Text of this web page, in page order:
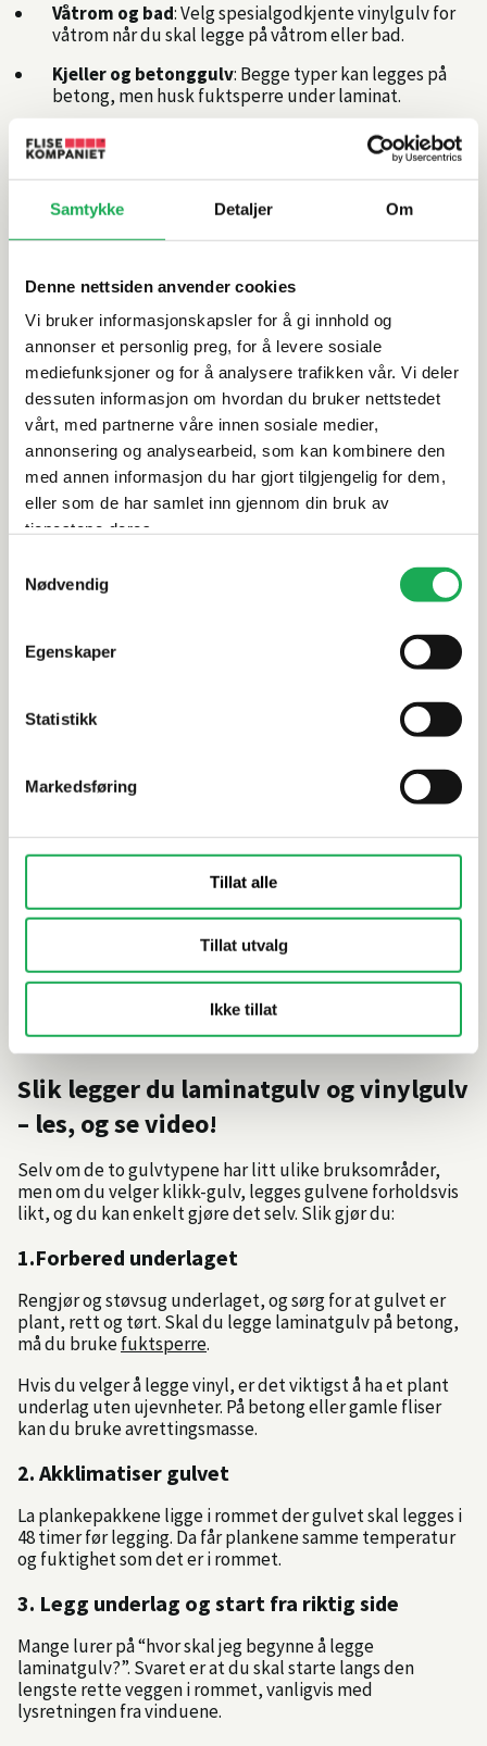
Samtykke Detaljer Om
Denne nettsiden anvender cookies
Vi bruker informasjonskapsler for å gi innhold og
annonser et personlig preg, for å levere sosiale
mediefunksjoner og for å analysere trafikken vår. Vi deler
dessuten informasjon om hvordan du bruker nettstedet
vårt, med partnerne våre innen sosiale medier,
annonsering og analysearbeid, som kan kombinere den
med annen informasjon du har gjort tilgjengelig for dem,
eller som de har samlet inn gjennom din bruk av
tjenestene deres.
Nødvendig
Egenskaper
Statistikk
Markedsføring
Tillat alle
Tillat utvalg
Ikke tillat
Våtrom og bad: Velg spesialgodkjente vinylgulv for
våtrom når du skal legge på våtrom eller bad.
Kjeller og betonggulv: Begge typer kan legges på
betong, men husk fuktsperre under laminat.
Hva trenger du for å legge gulv selv?
De tre viktigste tingene er først og fremst et jevnt, tørt
og stabilt underlag. Ellers trenger du:
Sag, vinkel,
målebånd
slagkloss
Avstandsklokker for ekspansjonsfuge
Skumunderlag eller integrert underlag (for vinyl
med klikk)
Eventuelt fuktsperre ved legging på betong
Sørg for riktig underlag
Uansett hvilket gulv du legger, må du rengjøre og
støvsuge underlaget. Det må også være tørt, stabilt og
fuktighet, mens med vinyl er det ekstra viktig å ha et flatt
underlag.
Light Natural (A-bord)
Light
BERRY ALLOC
Slik legger du laminatgulv og vinylgulv
– les, og se video!
Selv om de to gulvtypene har litt ulike bruksområder,
men om du velger klikk-gulv, legges gulvene forholdsvis
likt, og du kan enkelt gjøre det selv. Slik gjør du:
1.Forbered underlaget
Rengjør og støvsug underlaget, og sørg for at gulvet er
plant, rett og tørt. Skal du legge laminatgulv på betong,
må du brukefuktsperre.
Hvis du velger å legge vinyl, er det viktigst å ha et plant
underlag uten ujevnheter. På betong eller gamle fliser
kan du bruke avrettingsmasse.
2. Akklimatiser gulvet
La plankepakkene ligge i rommet der gulvet skal legges i
48 timer før legging. Da får plankene samme temperatur
og fuktighet som det er i rommet.
3. Legg underlag og start fra riktig side
Mange lurer på “hvor skal jeg begynne å legge
laminatgulv?”. Svaret er at du skal starte langs den
lengste rette veggen i rommet, vanligvis med
lysretningen fra vinduene.